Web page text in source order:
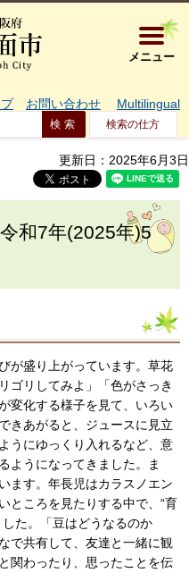
大阪府箕
メニュー
お問い合わせ Multilingual
検索の仕方
更新日：2025年6月3日
和7年(2025年)5
が盛り上がっています。草花
ゴリしてみよ」「色がさっき
変化する様子を見て、いろい
きあがると、ジュースに見立
うにゆっくり入れるなど、意
ようになってきました。ま
ます。年長児はカラスノエン
ところを見たりする中で、“育
た。「豆はどうなるのか
で共有して、友達と一緒に観
関わったり、思ったことを伝